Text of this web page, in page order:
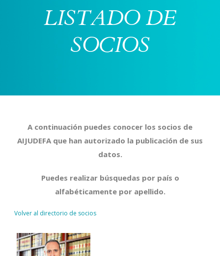
LISTADO DE
SOCIOS
A continuación puedes conocer los socios de
AIJUDEFA que han autorizado la publicación de sus
datos.
Puedes realizar búsquedas por país o
alfabéticamente por apellido.
Volver al directorio de socios